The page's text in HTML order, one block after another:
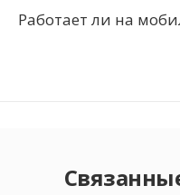
Работает ли на